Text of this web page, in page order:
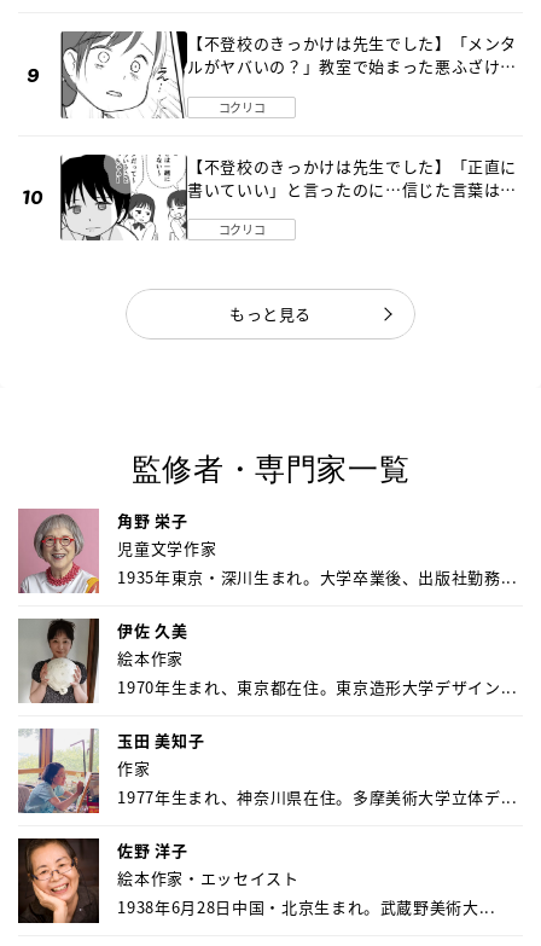
【不登校のきっかけは先生でした】「メンタ
ルがヤバいの？」教室で始まった悪ふざけ
コクリコ
【不登校のきっかけは先生でした】「正直に
書いていい」と言ったのに…信じた言葉は噓
コクリコ
もっと見る
監修者・専門家一覧
角野 栄子
児童文学作家
1935年東京・深川生まれ。大学卒業後、出版社勤務...
伊佐 久美
絵本作家
1970年生まれ、東京都在住。東京造形大学デザイン...
玉田 美知子
作家
1977年生まれ、神奈川県在住。多摩美術大学立体デ...
佐野 洋子
絵本作家・エッセイスト
1938年6月28日中国・北京生まれ。武蔵野美術大...